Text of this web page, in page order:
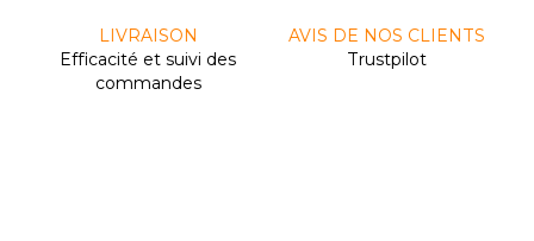
LIVRAISON
Efﬁcacité et suivi des
commandes
AVIS DE NOS CLIENTS
Trustpilot